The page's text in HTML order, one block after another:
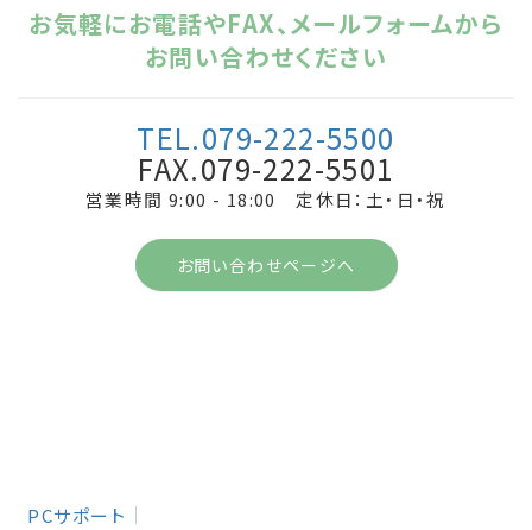
お気軽にお電話やFAX、メールフォームから
お問い合わせください
TEL.079-222-5500
FAX.079-222-5501
営業時間 9:00 - 18:00 定休日：土・日・祝
お問い合わせページへ
PCサポート